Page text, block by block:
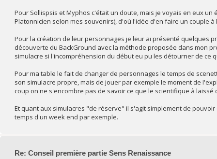
Pour Sollispsis et Myphos c'était un doute, mais je voyais en eux
Platonnicien selon mes souvenirs), d'où l'idée d'en faire un couple
Pour la création de leur personnages je leur ai présenté quelques
découverte du BackGround avec la méthode proposée dans mon
simulacre si l'incompréhension du début eu pu les détourner de ce
Pour ma table le fait de changer de personnages le temps de
son simulacre propre, mais de jouer par exemple le moment de
coup on ne s'encombre pas de savoir ce que le scientifique à laissé
Et quant aux simulacres "de réserve" il s'agit simplement de
temps d'un week end par exemple.
Re: Conseil première partie Sens Renaissance